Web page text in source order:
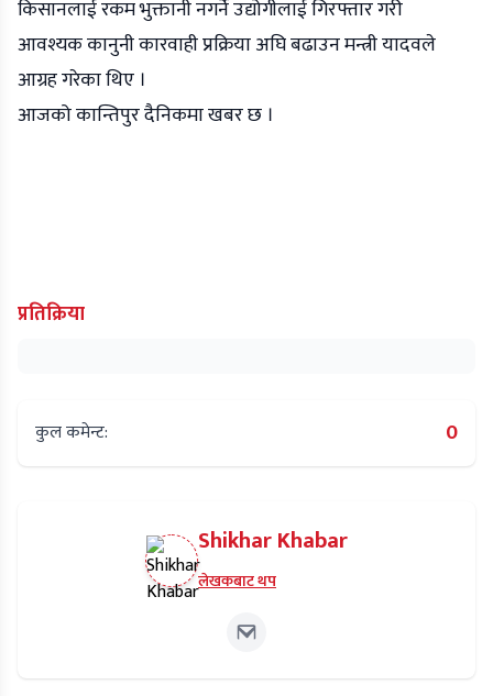
किसानलाई रकम भुक्तानी नगर्ने उद्योगीलाई गिरफ्तार गरी
आवश्यक कानुनी कारवाही प्रक्रिया अघि बढाउन मन्त्री यादवले
आग्रह गरेका थिए ।
आजको कान्तिपुर दैनिकमा खबर छ ।
प्रतिक्रिया
कुल कमेन्ट: 0
Shikhar Khabar
लेखकबाट थप